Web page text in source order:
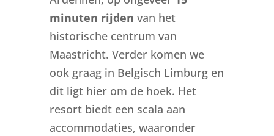
minuten rijden van het
historische centrum van
Maastricht. Verder komen we
ook graag in Belgisch Limburg en
dit ligt hier om de hoek. Het
resort biedt een scala aan
accommodaties, waaronder